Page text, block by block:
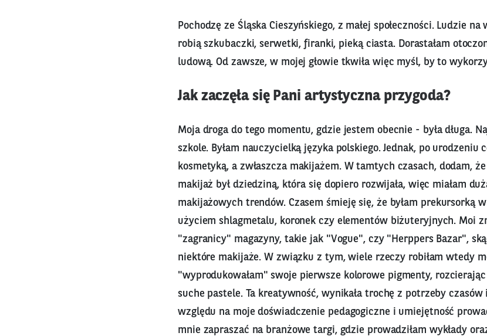
Pochodzę ze Śląska Cieszyńskiego, z małej społeczności. Ludzie
robią szkubaczki, serwetki, firanki, pieką ciasta. Dorastałam
ludową. Od zawsze, w mojej głowie tkwiła więc myśl, by to
Jak zaczęła się Pani artystyczna przygoda?
Moja droga do tego momentu, gdzie jestem obecnie - była długa.
szkole. Byłam nauczycielką języka polskiego. Jednak, po urodzeniu
kosmetyką, a zwłaszcza makijażem. W tamtych czasach, dodam,
makijaż był dziedziną, która się dopiero rozwijała, więc miałam
makijażowych trendów. Czasem śmieję się, że byłam prekursorką
użyciem shlagmetalu, koronek czy elementów biżuteryjnych. Moi
"zagranicy" magazyny, takie jak "Vogue", czy "Herppers Bazar",
niektóre makijaże. W związku z tym, wiele rzeczy robiłam wtedy
"wyprodukowałam" swoje pierwsze kolorowe pigmenty,
suche pastele. Ta kreatywność, wynikała trochę z potrzeby
względu na moje doświadczenie pedagogiczne i umiejętność
mnie zapraszać na branżowe targi, gdzie prowadziłam wykłady